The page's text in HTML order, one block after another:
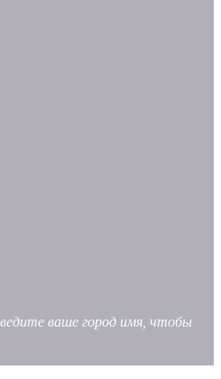
ваше город имя, чтобы